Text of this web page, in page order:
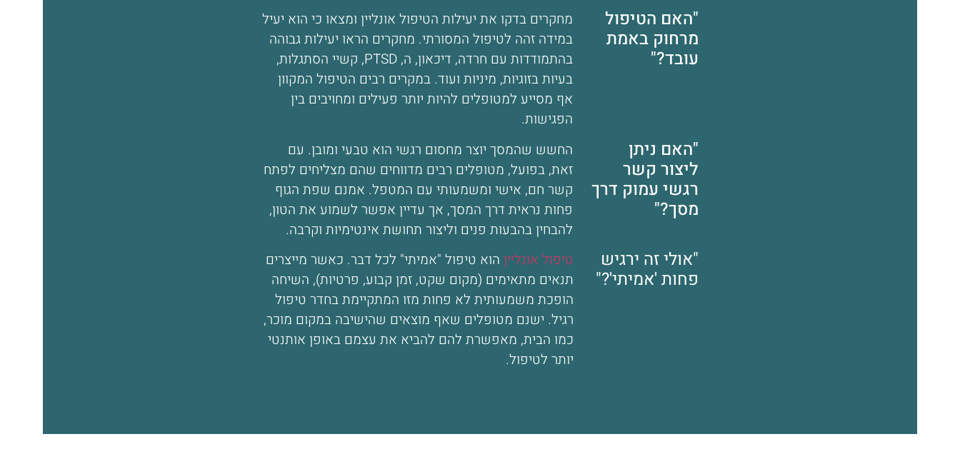
"האם הטיפול
מרחוק באמת
עובד?"
מחקרים בדקו את יעילות הטיפול אונליין ומצאו כי הוא יעיל
במידה זהה לטיפול המסורתי. מחקרים הראו יעילות גבוהה
בהתמודדות עם חרדה, דיכאון, ה, PTSD, קשיי הסתגלות,
בעיות בזוגיות, מיניות ועוד. במקרים רבים הטיפול המקוון
אף מסייע למטופלים להיות יותר פעילים ומחויבים בין
הפגישות.
"האם ניתן
ליצור קשר
רגשי עמוק דרך
מסך?"
החשש שהמסך יוצר מחסום רגשי הוא טבעי ומובן. עם
זאת, בפועל, מטופלים רבים מדווחים שהם מצליחים לפתח
קשר חם, אישי ומשמעותי עם המטפל. אמנם שפת הגוף
פחות נראית דרך המסך, אך עדיין אפשר לשמוע את הטון,
להבחין בהבעות פנים וליצור תחושת אינטימיות וקרבה.
"אולי זה ירגיש
פחות 'אמיתי'?"
טיפול אונליין הוא טיפול "אמיתי" לכל דבר. כאשר מייצרים
תנאים מתאימים (מקום שקט, זמן קבוע, פרטיות), השיחה
הופכת משמעותית לא פחות מזו המתקיימת בחדר טיפול
רגיל. ישנם מטופלים שאף מוצאים שהישיבה במקום מוכר,
כמו הבית, מאפשרת להם להביא את עצמם באופן אותנטי
יותר לטיפול.